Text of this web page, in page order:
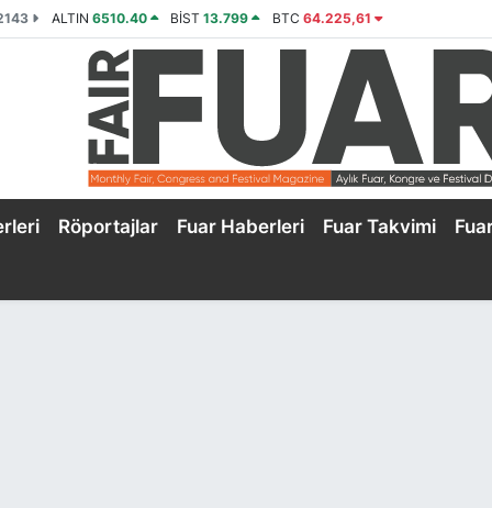
ALTIN 6510.40 BİST13.799 BTC 64.225,61
Röportajlar Fuar Haberleri Fuar Takvimi